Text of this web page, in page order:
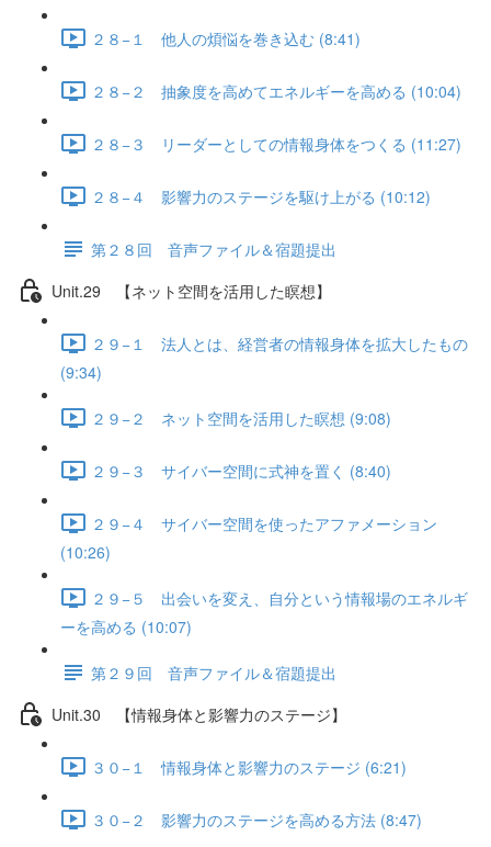
２８−１ 他人の煩悩を巻き込む (8:41)
２８−２ 抽象度を高めてエネルギーを高める (10:04)
２８−３ リーダーとしての情報身体をつくる (11:27)
２８−４ 影響力のステージを駆け上がる (10:12)
第２８回 音声ファイル＆宿題提出
Unit.29 【ネット空間を活用した瞑想】
２９−１ 法人とは、経営者の情報身体を拡大したもの
(9:34)
２９−２ ネット空間を活用した瞑想 (9:08)
２９−３ サイバー空間に式神を置く (8:40)
２９−４ サイバー空間を使ったアファメーション
(10:26)
２９−５ 出会いを変え、自分という情報場のエネルギ
ーを高める (10:07)
第２９回 音声ファイル＆宿題提出
Unit.30 【情報身体と影響力のステージ】
３０−１ 情報身体と影響力のステージ (6:21)
３０−２ 影響力のステージを高める方法 (8:47)